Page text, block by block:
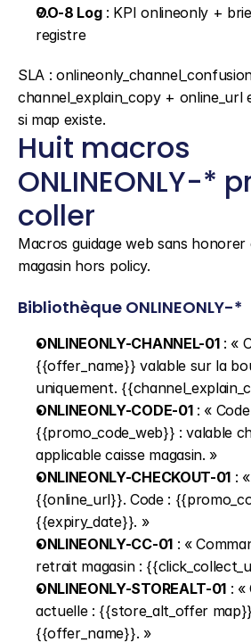
OO-8 Log : KPI onlineonly +
registre
SLA :
channel_explain_copy +
si map existe.
Huit macros
ONLINEONLY-*
coller
Macros guidage web sans honorer
magasin hors policy.
Bibliothèque ONLINEONLY-*
ONLINEONLY-CHANNEL-01 : «
{{offer_name}} valable sur la
uniquement.
ONLINEONLY-CODE-01 : « Code
{{promo_code_web}} : valable
applicable caisse magasin. »
ONLINEONLY-CHECKOUT-01 : «
{{online_url}}. Code :
{{expiry_date}}. »
ONLINEONLY-CC-01 : «
retrait magasin :
ONLINEONLY-STOREALT-01 : «
actuelle : {{store_alt_offer
{{offer_name}}. »